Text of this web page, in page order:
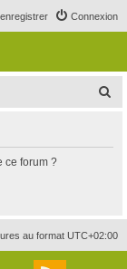
Connexion
c
ce forum ?
au format UTC+02:00